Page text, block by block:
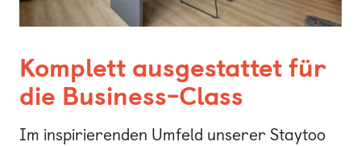
Komplett ausgestattet für
die Business-Class
Im inspirierenden Umfeld unserer Staytoo